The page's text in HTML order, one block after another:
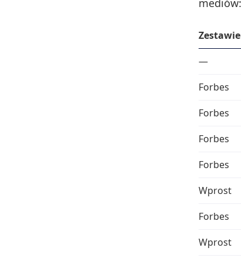
mediów:
—
Forbes
Forbes
Forbes
Forbes
Wprost
Forbes
Wprost